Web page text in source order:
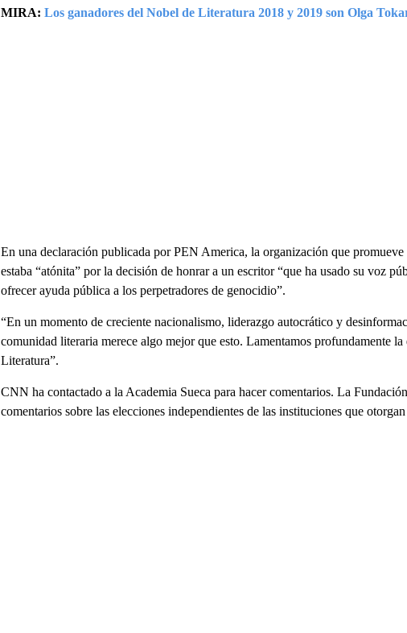
MIRA: Los ganadores del Nobel de Literatura 2018 y 2019 son Olga
En una declaración publicada por PEN America, la organización que
estaba “atónita” por la decisión de honrar a un escritor “que ha usado su voz
ofrecer ayuda pública a los perpetradores de genocidio”.
“En un momento de creciente nacionalismo, liderazgo autocrático y
comunidad literaria merece algo mejor que esto. Lamentamos profundamente
Literatura”.
CNN ha contactado a la Academia Sueca para hacer comentarios. La
comentarios sobre las elecciones independientes de las instituciones que